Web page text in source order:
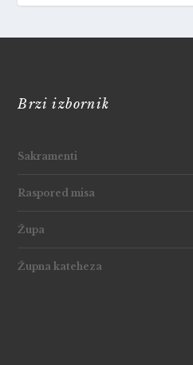
Brzi izbornik
Sakramenti
Raspored misa
Župa
Župna kateheza